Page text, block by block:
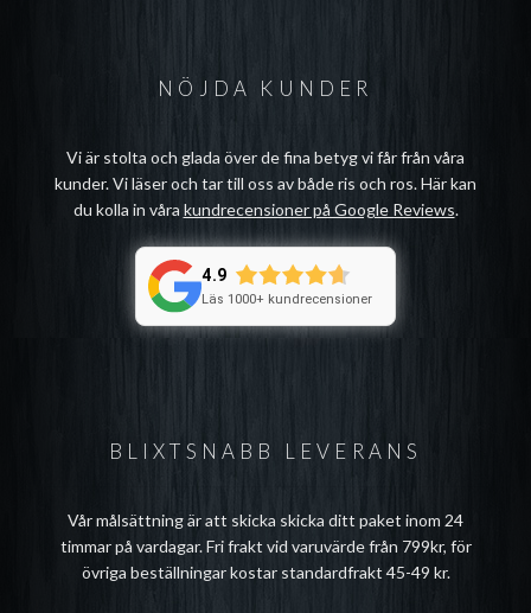
BLIXTSNABB LEVERANS
Vår målsättning är att skicka skicka ditt paket inom 24
timmar på vardagar. Fri frakt vid varuvärde från 799kr, för
övriga beställningar kostar standardfrakt 45-49 kr.
NÖJDA KUNDER
Vi är stolta och glada över de fina betyg vi får från våra
kunder. Vi läser och tar till oss av både ris och ros. Här kan
du kolla in våra kundrecensioner på Google Reviews.
4.9
Läs 1000+ kundrecensioner